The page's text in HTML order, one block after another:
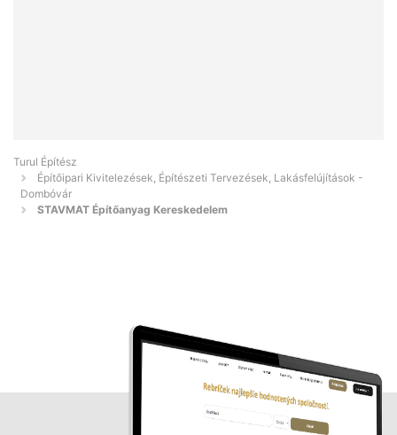
Turul Építész
Építőipari Kivitelezések, Építészeti Tervezések, Lakásfelújítások -
Dombóvár
STAVMAT Építőanyag Kereskedelem